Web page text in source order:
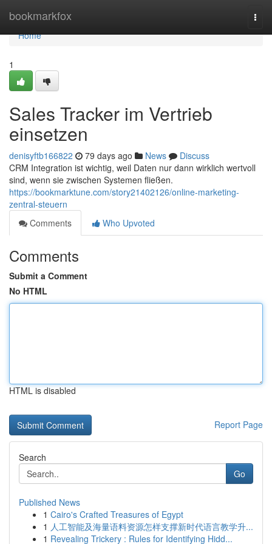
bookmarkfox
Home
Home
1
Sales Tracker im Vertrieb
einsetzen
denisyftb166822 79 days ago News
Discuss
CRM Integration ist wichtig, weil Daten nur dann wirklich wertvoll
sind, wenn sie zwischen Systemen fließen.
https://bookmarktune.com/story21402126/online-marketing-
zentral-steuern
Comments
Who Upvoted
Comments
Submit a Comment
No HTML
HTML is disabled
Report Page
Search
Go
Published News
1 Cairo's Crafted Treasures of Egypt
1 人工智能及海量语料资源怎样支撑新时代语言教学升...
1 Revealing Trickery : Rules for Identifying Hidd...